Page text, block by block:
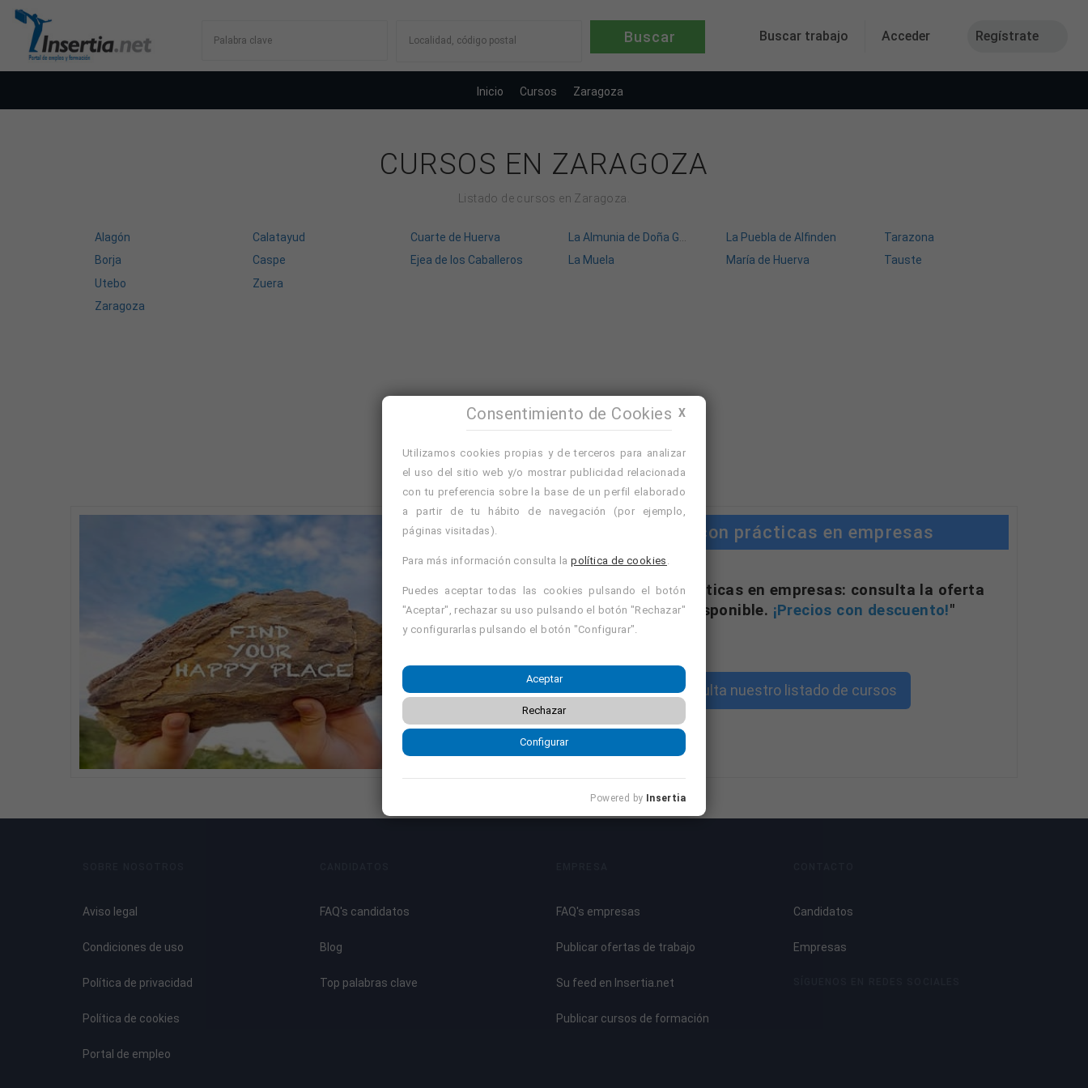
Buscar trabajo Acceder Regístrate
Localidad, código postal
Inicio Cursos Zaragoza
CURSOS EN ZARAGOZA
Listado de cursos en Zaragoza.
Alagón
Borja
Calatayud
Caspe
Cuarte de Huerva
Ejea de los Caballeros
La Muela
La Puebla de Alfinden
María de Huerva
Tarazona
Tauste
Utebo
Zaragoza
Zuera
Cursos con prácticas en empresas
"Cursos con prácticas en empresas: consulta la oferta
formativa disponible. ¡Precios con descuento!"
Consulta nuestro listado de cursos
Aviso legal
Condiciones de uso
Política de privacidad
Política de cookies
Portal de empleo
FAQ's candidatos
Blog
Top palabras clave
FAQ's empresas
Publicar ofertas de trabajo
Su feed en Insertia.net
Publicar cursos de formación
Candidatos
Empresas
X
Consentimiento de Cookies
Utilizamos cookies propias y de terceros para analizar
el uso del sitio web y/o mostrar publicidad relacionada
con tu preferencia sobre la base de un perfil elaborado
a partir de tu hábito de navegación (por ejemplo,
páginas visitadas).
Para más información consulta lapolítica de cookies .
Puedes aceptar todas las cookies pulsando el botón
"Aceptar", rechazar su uso pulsando el botón "Rechazar"
y configurarlas pulsando el botón "Configurar".
Aceptar
Rechazar
Configurar
Powered by Insertia